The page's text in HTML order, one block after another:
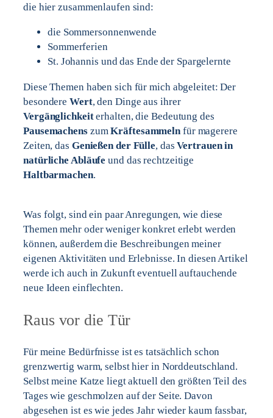
die hier zusammenlaufen sind:
die Sommersonnenwende
Sommerferien
St. Johannis und das Ende der Spargelernte
Diese Themen haben sich für mich abgeleitet: Der
besondereWert, den Dinge aus ihrer
Vergänglichkeiterhalten, die Bedeutung des
Pausemachens zumKräftesammeln für magerere
Zeiten, das Genießen der Fülle, dasVertrauen in
natürliche Abläufeund das rechtzeitige
Haltbarmachen.
Was folgt, sind ein paar Anregungen, wie diese
Themen mehr oder weniger konkret erlebt werden
können, außerdem die Beschreibungen meiner
eigenen Aktivitäten und Erlebnisse. In diesen Artikel
werde ich auch in Zukunft eventuell auftauchende
neue Ideen einflechten.
Raus vor die Tür
Für meine Bedürfnisse ist es tatsächlich schon
grenzwertig warm, selbst hier in Norddeutschland.
Selbst meine Katze liegt aktuell den größten Teil des
Tages wie geschmolzen auf der Seite. Davon
abgesehen ist es wie jedes Jahr wieder kaum fassbar,